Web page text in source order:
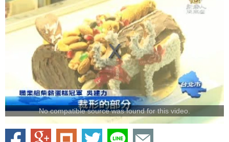
No compatible source was found for this video.